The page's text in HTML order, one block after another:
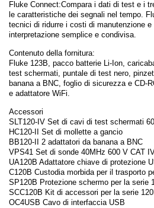
Fluke Connect:Compara i dati di test e i
le caratteristiche dei segnali nel tempo.
tecnici di ridurre i costi di manutenzione
interpretazione semplice e condivisa.
Contenuto della fornitura:
Fluke 123B, pacco batterie Li-Ion,
test schermati, puntale di test nero,
banana a BNC, foglio di sicurezza e CD-
e adattatore WiFi.
Accessori
SLT120-IV Set di cavi di test schermati
HC120-II Set di mollette a gancio
BB120-II 2 adattatori da banana a BNC
VPS41 Set di sonde 40MHz 600 V CAT
UA120B Adattatore chiave di protezione
C120B Custodia morbida per il trasporto
SP120B Protezione schermo per la serie
SCC120B Kit di accessori per la serie
OC4USB Cavo di interfaccia USB